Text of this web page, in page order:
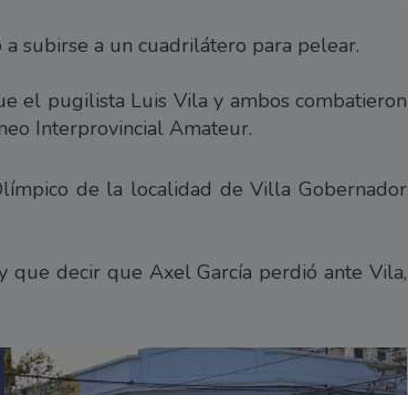
a subirse a un cuadrilátero para pelear.
el pugilista Luis Vila y ambos combatieron
Interprovincial Amateur.
de la localidad de Villa Gobernador
decir que Axel García perdió ante Vila,